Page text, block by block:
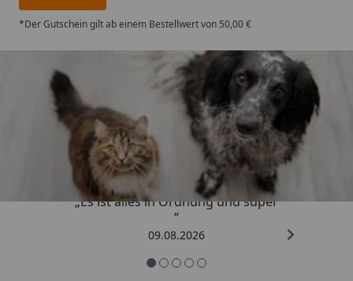
*Der Gutschein gilt ab einem Bestellwert von 50,00 €
Trusted Shops
4,73/ 5
„Es ist alles in Ordnung und super
“
09.08.2026